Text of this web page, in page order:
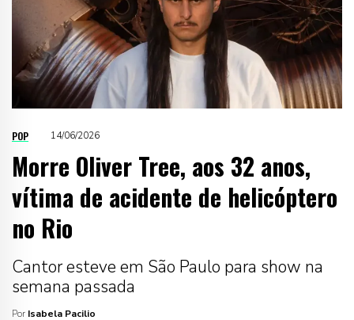
POP 14/06/2026
Morre Oliver Tree, aos 32 anos,
vítima de acidente de helicóptero
no Rio
Cantor esteve em São Paulo para show na
semana passada
Por Isabela Pacilio